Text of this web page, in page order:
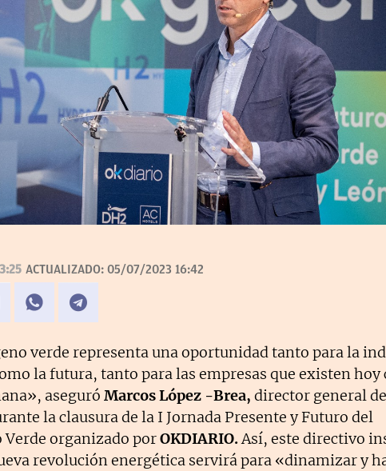
ACTUALIZADO: 05/07/2023 16:42
verde representa una oportunidad tanto para la
la futura, tanto para las empresas que existen hoy
aseguró Marcos López -Brea, director general de
la clausura de la I Jornada Presente y Futuro del
organizado porOKDIARIO. Así, este directivo
revolución energética servirá para «dinamizar y